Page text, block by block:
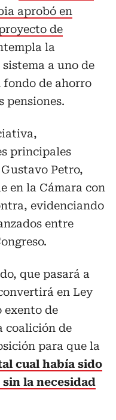
aprobó en
de
la
a uno de
fondo de ahorro
pensiones.
principales
Petro,
en la Cámara con
evidenciando
entre
que pasará a
en Ley
exento de
coalición de
para que la
cual había sido
la necesidad